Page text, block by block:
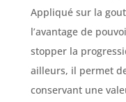
Appliqué sur la
l’avantage de
stopper la
ailleurs, il permet
conservant une